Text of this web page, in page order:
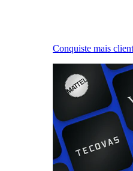
Conquiste mais